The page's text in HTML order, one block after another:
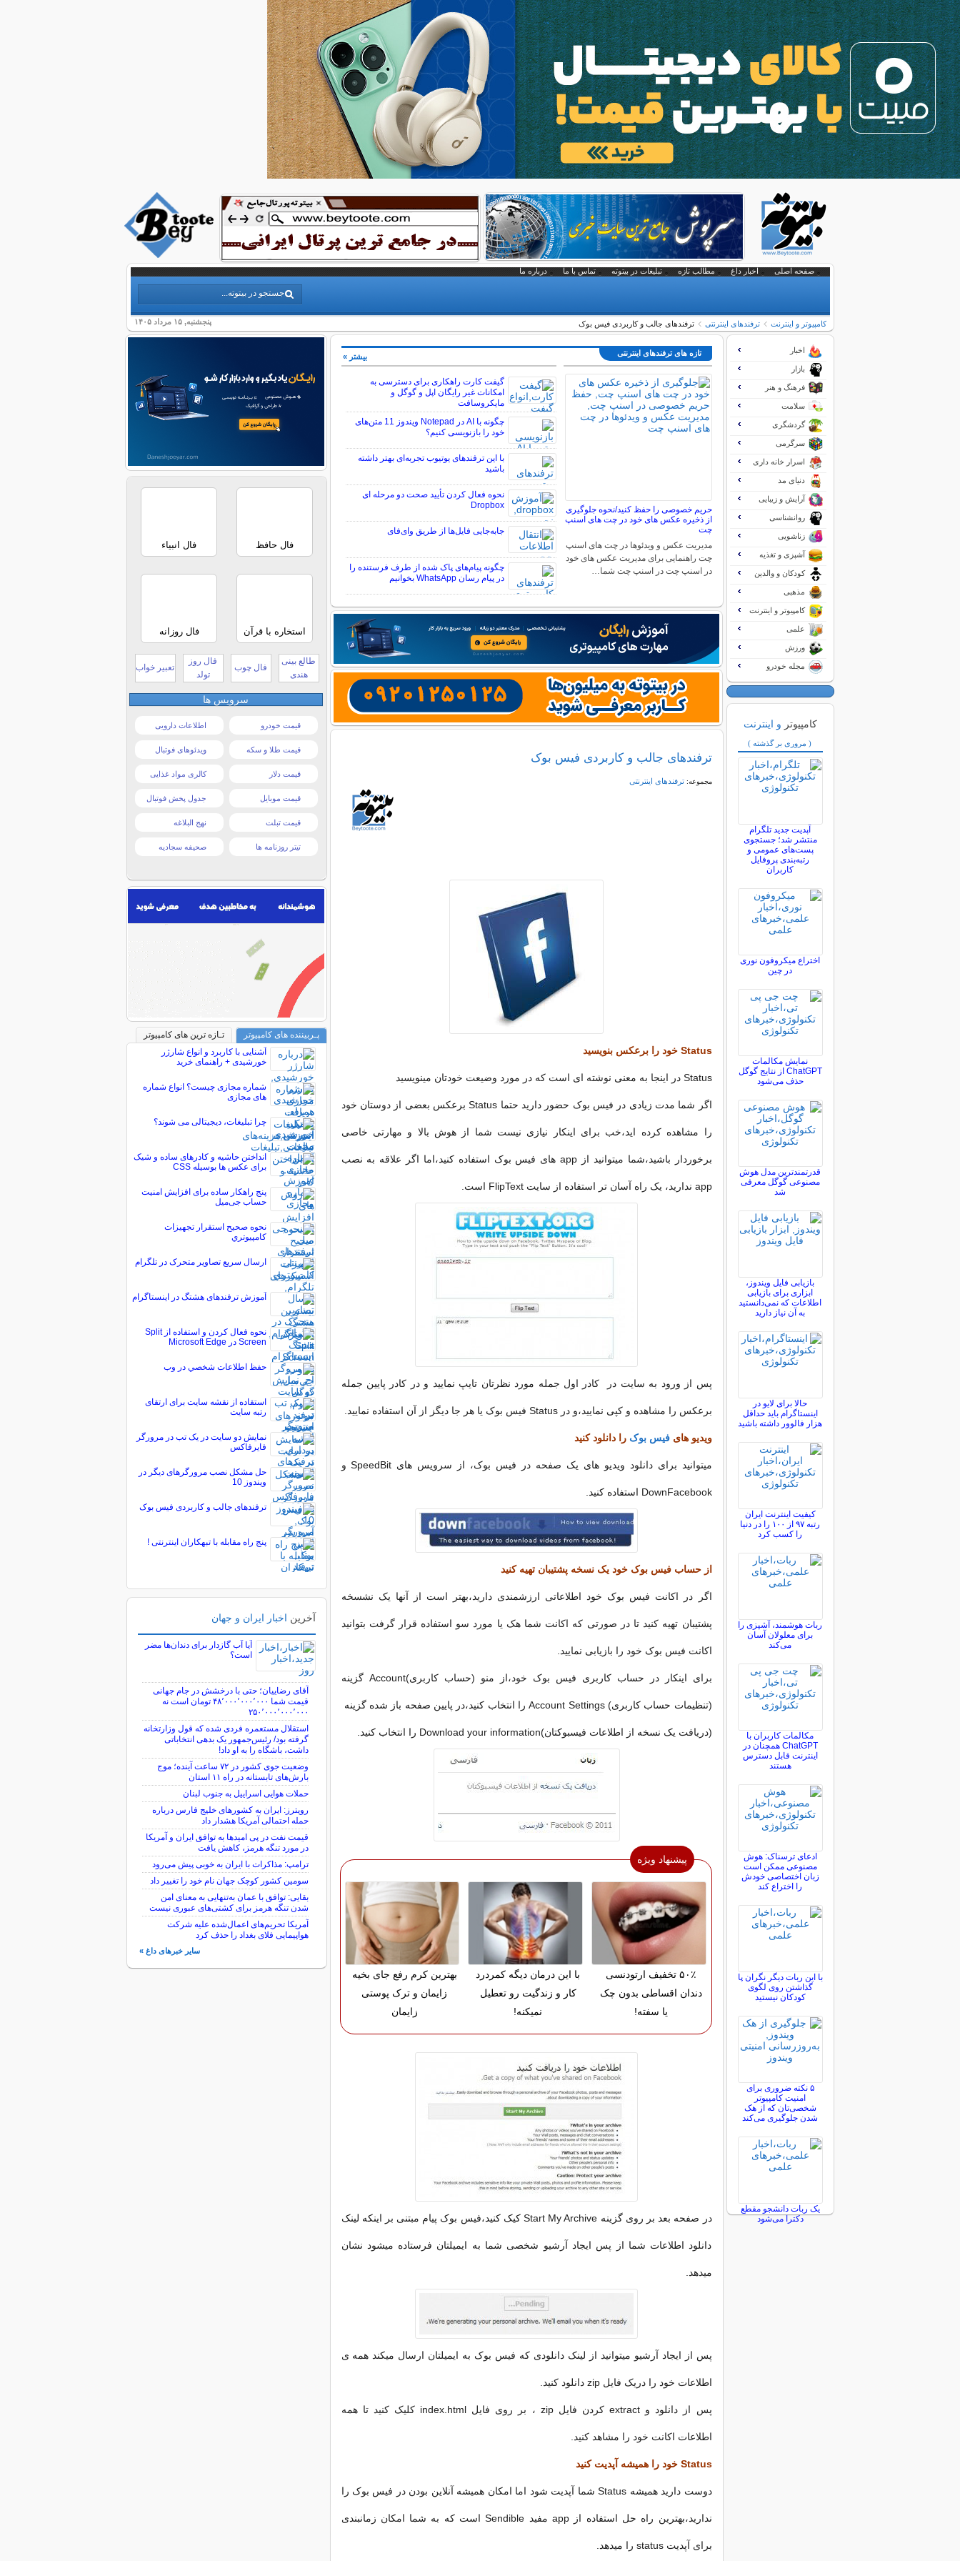
صفحه اصلی اخبار داغ مطالب تازه تبلیغات در بیتوته تماس با ما درباره ما
پنجشنبه, ۱۵ مرداد ۱۴۰۵ کامپیوتر و اینترنت ترفندهای اینترنتی ترفندهای جالب و کاربردی فیس بوک
تازه های ترفندهای اینترنتی
حریم خصوصی را حفظ کنید/نحوه جلوگیری
از ذخیره عکس های خود در چت های اسنپ
چت
مدیریت عکس و ویدئوها در چت های اسنپ
چت راهنمایی برای مدیریت عکس های خود
در اسنپ چت در اسنپ چت شما…
گیفت کارت راهکاری برای دسترسی به
امکانات غیر رایگان اپل و گوگل و
مایکروسافت
چگونه با AI در Notepad ویندوز 11 متن‌های
خود را بازنویسی کنیم؟
با این ترفندهای یوتیوب تجربه‌ای بهتر داشته
باشید
نحوه فعال کردن تأیید صحت دو مرحله ای
Dropbox
جابه‌جایی فایل‌ها از طریق وای‌فای
چگونه پیام‌های پاک شده از طرف فرستنده را
در پیام رسان WhatsApp بخوانیم
بیشتر »
ترفندهای جالب و کاربردی فیس بوک
مجموعه:ترفندهای اینترنتی
Status خود را برعکس بنویسید
Status در اینجا به معنی نوشته ای است که در مورد وضیعت خودتان مینویسید
اگر شما مدت زیادی در فیس بوک حضور دارید حتما Status برعکس بعضی از دوستان خود
را مشاهده کرده اید،خب برای اینکار نیازی نیست شما از هوش بالا و مهارتی خاصی
برخوردار باشید،شما میتوانید از app های فیس بوک استفاده کنید،اما اگر علاقه به نصب
app ندارید، یک راه آسان تر استفاده از سایت FlipText است.
پس از ورود به سایت در کادر اول جمله مورد نظرتان تایپ نمایید و در کادر پایین جمله
برعکس را مشاهده و کپی نمایید،و در Status فیس بوک یا هر جا دیگز از آن استفاده نمایید.
ویدیو هایفیس بوک را دانلود کنید
میتوانید برای دانلود ویدیو های یک صفحه در فیس بوک، از سرویس های SpeedBit و
DownFacebook استفاده کنید.
از حساب فیس بوک خود یک نسخه پشتیبان تهیه کنید
اگر در اکانت فیس بوک خود اطلاعاتی ارزشمندی دارید،بهتر است از آنها یک نشسخه
پشتیبان تهیه کنید تا در صورتی که اکانت شما هک یا مورد سو استفاده قرار گرفت بتوانید
اکانت فیس بوک خود را بازیابی نمایید.
برای اینکار در حساب کاربری فیس بوک خود،از منو (حساب کاربری)Account گزینه
(تنظیمات حساب کاربری) Account Settings را انتخاب کنید،در پایین صفحه باز شده گزینه
(دریافت یک نسخه‏ از اطلاعات فیسبوکتان)Download your information را انتخاب کنید.
پیشنهاد ویژه
۵۰٪ تخفیف ارتودنسی
دندان اقساطی بدون چک
یا سفته!
با این درمان دیگه کمردرد
کار و زندگیت رو تعطیل
نمیکنه!
بهترین کرم رفع جای بخیه
زایمان و ترک پوستی
زایمان
در صفحه بعد بر روی گزینه Start My Archive کیک کنید،فیس بوک پیام مبتنی بر اینکه لینک
دانلود اطلاعات شما از پس ایجاد آرشیو شخصی شما به ایمیلتان فرستاده میشود نشان
میدهد.
پس از ایجاد آرشیو میتوانید از لینک دانلودی که فیس بوک به ایمیلتان ارسال میکند همه ی
اطلاعات خود را دریک فایل zip دانلود کنید.
پس از دانلود و extract کردن فایل zip ، بر روی فایل index.html کلیک کنید تا همه
اطلاعات اکانت خود را مشاهد کنید.
Status خود را همیشه آپدیت کنید
دوست دارید همیشه Status شما آپدیت شود اما امکان همیشه آنلاین بودن در فیس بوک را
ندارید،بهترین راه حل استفاده از app مفید Sendible است که به شما امکان زمانبندی
برای آپدیت status را میدهد.
اخبار
بازار
فرهنگ و هنر
سلامت
گردشگری
سرگرمی
اسرار خانه داری
دنیای مد
آرایش و زیبایی
روانشناسی
زناشویی
آشپزی و تغذیه
کودکان و والدین
مذهبی
کامپیوتر و اینترنت
علمی
ورزش
مجله خودرو
کامپیوتر و اینترنت
( مروری بر گذشته )
آپدیت جدید تلگرام
منتشر شد؛ جستجوی
پست‌های عمومی و
رتبه‌بندی پروفایل
کاربران
اختراع میکروفون نوری
در چین
نمایش مکالمات
ChatGPT از نتایج گوگل
حذف می‌شود
قدرتمندترین مدل هوش
مصنوعی گوگل معرفی
شد
بازیابی فایل ویندوز،
ابزاری برای بازیابی
اطلاعات که نمی‌دانستید
به آن نیاز دارید
حالا برای لایو در
اینستاگرام باید حداقل
هزار فالوور داشته باشید
کیفیت اینترنت ایران
رتبه ۹۷ از ۱۰۰ را در دنیا
را کسب کرد
ربات هوشمند، آشپزی را
برای معلولان آسان
می‌کند
مکالمات کاربران با
ChatGPT همچنان در
اینترنت قابل دسترس
هستند
ادعای ترسناک: هوش
مصنوعی ممکن است
زبان اختصاصی خودش
را اختراع کند
با این ربات دیگر نگران پا
گذاشتن روی لگوی
کودکان نیستید
۵ نکته ضروری برای
امنیت کامپیوتر
شخصی‌تان که از هک
شدن جلوگیری می‌کند
یک ربات دانشجو مقطع
دکترا می‌شود
فال حافظ فال انبیاء
استخاره با قرآن فال روزانه
طالع بینی
هندی
فال چوب
فال روز
تولد
تعبیر خواب
سرویس ها
قیمت خودرو اطلاعات دارویی
قیمت طلا و سکه ویدئوهای فوتبال
قیمت دلار کالری مواد غذایی
قیمت موبایل جدول پخش فوتبال
قیمت تبلت نهج البلاغه
تیتر روزنامه ها صحیفه سجادیه
پـربیننده های کامپیوتر
تـازه ترین های کامپیوتر
آشنایی با کاربرد و انواع شارژر
خورشیدی + راهنمای خرید
شماره مجازی چیست؟ انواع شماره
های مجازی
چرا تبلیغات، دیجیتالی می شوند؟
انداختن حاشیه و کادرهای ساده و شیک
برای عکس ها بوسیله CSS
پنج راهکار ساده برای افزایش امنیت
حساب جی‌میل
نحوه صحيح استقرار تجهيزات
کامپيوتري
ارسال سریع تصاویر متحرک در تلگرام
آموزش ترفندهای هشتگ در اینستاگرام
نحوه فعال کردن و استفاده از Split
Screen در Microsoft Edge
حفظ اطلاعات شخصي در وب
استقاده از نقشه سایت برای ارتقای
رتبه سایت
نمایش دو سایت در یک تب در مرورگر
فایرفاکس
حل مشکل نصب مرورگرهای دیگر در
ویندوز 10
ترفندهای جالب و کاربردی فیس بوک
پنج راه مقابله با تبهكاران اينترنتى !
آخرین اخبار ایران و جهان
آیا آب گازدار برای دندان‌ها مضر
است؟
آقای رضاییان؛ حتی با درخشش در جام جهانی
قیمت شما ۴۸٬۰۰۰٬۰۰۰٬۰۰۰ تومان است نه
۲۵۰٬۰۰۰٬۰۰۰٬۰۰۰
استقلال مستعمره فردی شده که قول وزارتخانه
گرفته بود/ رئیس‌جمهور یک بدهی انتخاباتی
داشت، باشگاه را به او داد!
وضعیت جوی کشور در ۷۲ ساعت آینده؛ موج
بارش‌های تابستانه در راه ۱۱ استان
حملات هوایی اسراییل به جنوب لبنان
رویترز: ایران به کشورهای خلیج فارس درباره
حمله احتمالی آمریکا هشدار داد
قیمت نفت در پی امیدها به توافق ایران و آمریکا
در مورد تنگه هرمز، کاهش یافت
ترامپ: مذاکرات با ایران به خوبی پیش می‌رود
سومین کشور کوچک جهان نام خود را تغییر داد
بقایی: توافق با عمان به‌تنهایی به معنای امن
شدن تنگه هرمز برای کشتی‌های عبوری نیست
آمریکا تحریم‌های اعمال‌شده علیه شرکت
هواپیمایی فلای بغداد را حذف کرد
سایر خبرهای داغ »